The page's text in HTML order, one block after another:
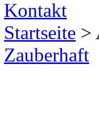
Startseite >
Zauberhaft